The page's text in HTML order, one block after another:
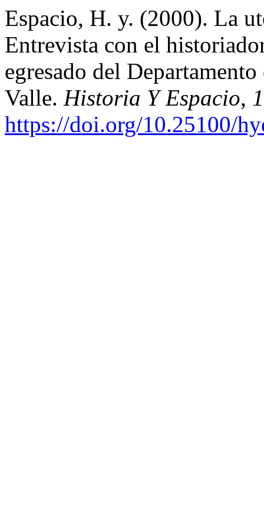
Espacio, H. y. (2000). La
Entrevista con el
egresado del
Valle. Historia Y Espacio,
https://doi.org/10.25100/